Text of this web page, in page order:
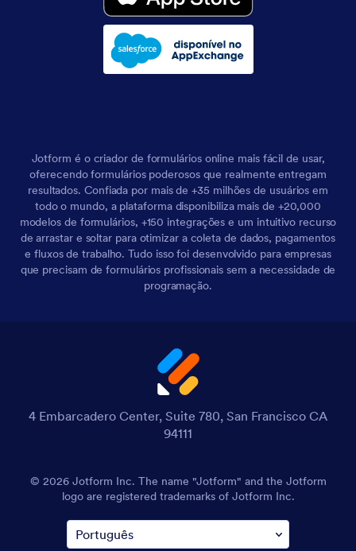
Jotform é o criador de formulários online mais fácil de usar,
oferecendo formulários poderosos que realmente entregam
resultados. Confiada por mais de +35 milhões de usuários em
todo o mundo, a plataforma disponibiliza mais de +20,000
modelos de formulários, +150 integrações e um intuitivo recurso
de arrastar e soltar para otimizar a coleta de dados, pagamentos
e fluxos de trabalho. Tudo isso foi desenvolvido para empresas
que precisam de formulários profissionais sem a necessidade de
programação.
4 Embarcadero Center, Suite 780, San Francisco CA
94111
© 2026 Jotform Inc. The name "Jotform" and the Jotform
logo are registered trademarks of Jotform Inc.